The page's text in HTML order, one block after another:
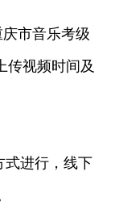
市音乐考级
传视频时间及
式进行，线下